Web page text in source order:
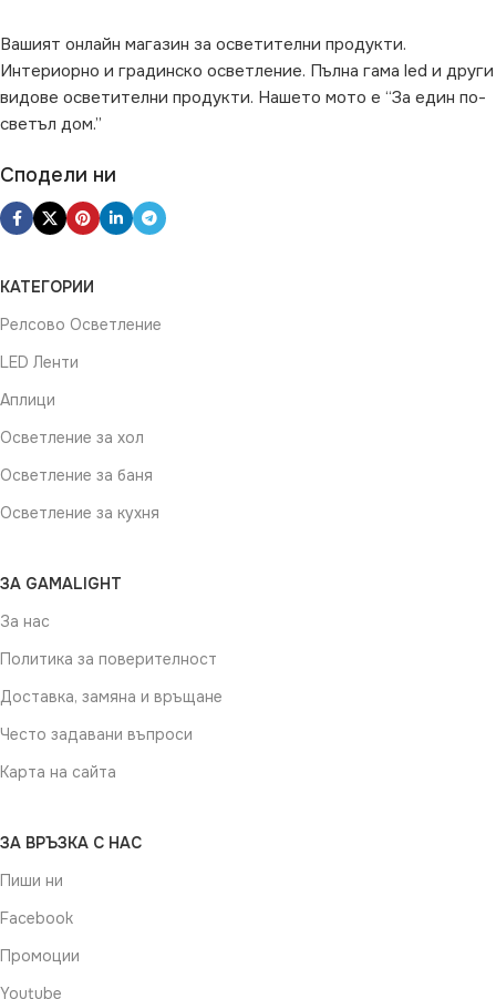
Вашият онлайн магазин за осветителни продукти.
Интериорно и градинско осветление. Пълна гама led и други
видове осветителни продукти. Нашето мото е “За един по-
светъл дом.”
Сподели ни
КАТЕГОРИИ
Релсово Осветление
LED Ленти
Аплици
Осветление за хол
Осветление за баня
Осветление за кухня
ЗА GAMALIGHT
За нас
Политика за поверителност
Доставка, замяна и връщане
Често задавани въпроси
Карта на сайта
ЗА ВРЪЗКА С НАС
Пиши ни
Facebook
Промоции
Youtube